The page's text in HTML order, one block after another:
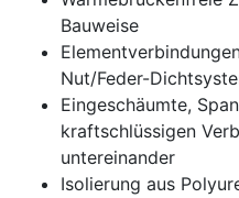
Bauweise
Nut/Feder-
Eingeschäumte,
kraftschlüssigen
untereinander
Isolierung aus